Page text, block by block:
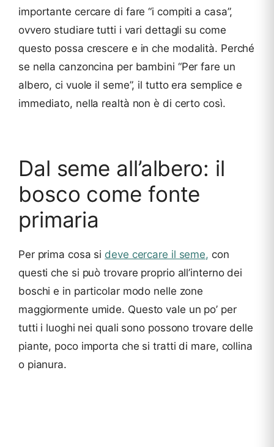
importante cercare di fare “i compiti a casa”,
ovvero studiare tutti i vari dettagli su come
questo possa crescere e in che modalità. Perché
se nella canzoncina per bambini “Per fare un
albero, ci vuole il seme”, il tutto era semplice e
immediato, nella realtà non è di certo così.
Dal seme all’albero: il
bosco come fonte
primaria
Per prima cosa si deve cercare il seme, con
questi che si può trovare proprio all’interno dei
boschi e in particolar modo nelle zone
maggiormente umide. Questo vale un po’ per
tutti i luoghi nei quali sono possono trovare delle
piante, poco importa che si tratti di mare, collina
o pianura.